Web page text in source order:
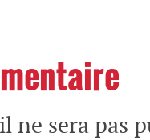
ne sera pas